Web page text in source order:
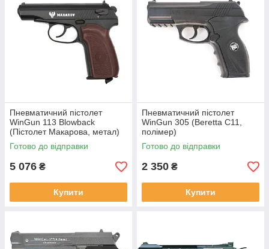
Пневматичний пістолет
WinGun 113 Blowback
(Пістолет Макарова, метал)
Готово до відправки
5 076 ₴
Купити
Пневматичний пістолет
WinGun 305 (Beretta C11,
полімер)
Готово до відправки
2 350 ₴
Купити